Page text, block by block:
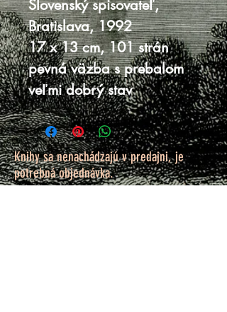
Slovenský spisovateľ,
Bratislava, 1992
17 x 13 cm, 101 strán
pevná väzba s prebalom
veľmi dobrý stav
Knihy sa nenachádzajú v predajni, je
potrebná objednávka.